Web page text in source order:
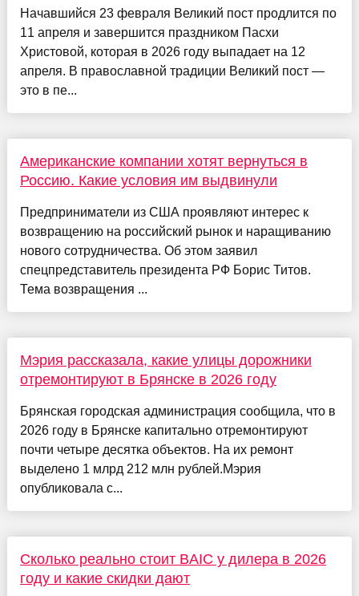
Начавшийся 23 февраля Великий пост продлится по
11 апреля и завершится праздником Пасхи
Христовой, которая в 2026 году выпадает на 12
апреля. В православной традиции Великий пост —
это в пе...
Американские компании хотят вернуться в
Россию. Какие условия им выдвинули
Предприниматели из США проявляют интерес к
возвращению на российский рынок и наращиванию
нового сотрудничества. Об этом заявил
спецпредставитель президента РФ Борис Титов.
Тема возвращения ...
Мэрия рассказала, какие улицы дорожники
отремонтируют в Брянске в 2026 году
Брянская городская администрация сообщила, что в
2026 году в Брянске капитально отремонтируют
почти четыре десятка объектов. На их ремонт
выделено 1 млрд 212 млн рублей.Мэрия
опубликовала с...
Сколько реально стоит BAIC у дилера в 2026
году и какие скидки дают